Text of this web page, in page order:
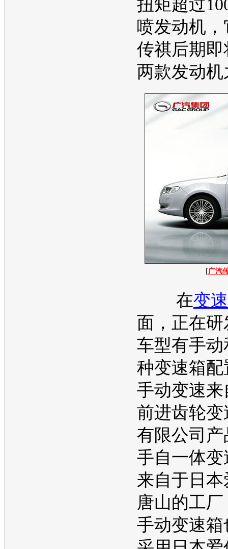
扭矩超过
喷发动机
传祺后期
两款发动机
[广汽
在变
面，正在研
车型有手
种变速箱配
手动变速
前进齿轮变
有限公司
手自一体变
来自于日
唐山的工
手动变速箱